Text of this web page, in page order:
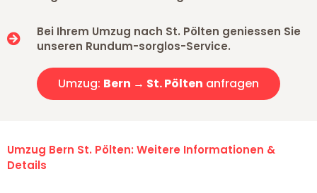
Bei Ihrem Umzug nach St. Pölten geniessen Sie
unseren Rundum-sorglos-Service.
Umzug: Bern → St. Pölten anfragen
Umzug Bern St. Pölten: Weitere Informationen &
Details